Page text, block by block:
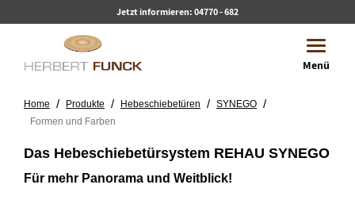
Jetzt informieren: 04770 - 682
Toggle
Menü
Home / Produkte / Hebeschiebetüren / SYNEGO /
Formen und Farben
Das Hebeschiebetürsystem REHAU SYNEGO
Für mehr Panorama und Weitblick!